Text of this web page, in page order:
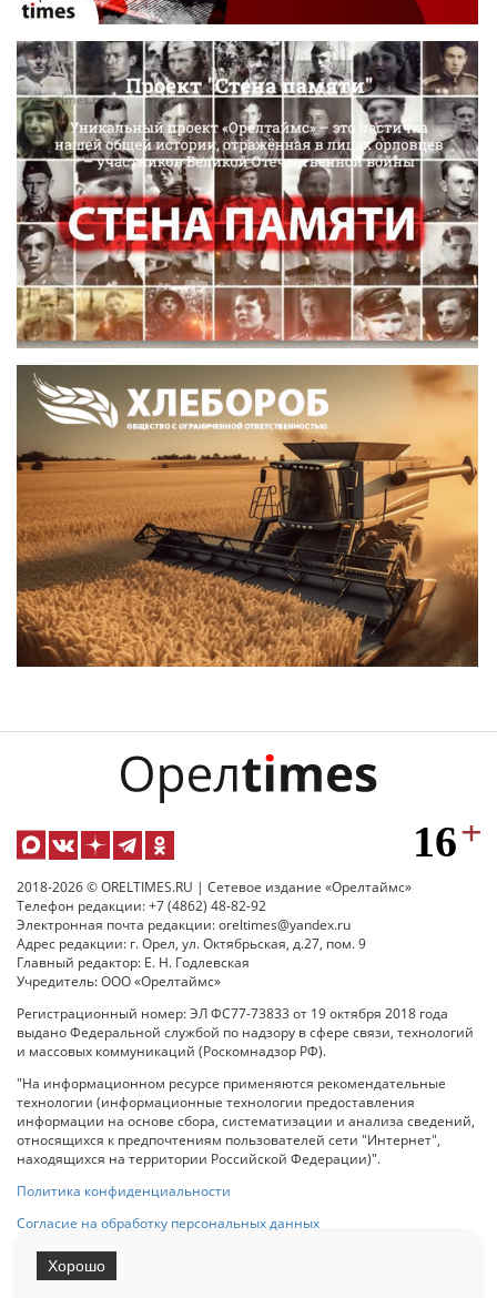
2018-2026 © ORELTIMES.RU | Сетевое издание «Орелтаймс»
Телефон редакции: +7 (4862) 48-82-92
Электронная почта редакции: oreltimes@yandex.ru
Адрес редакции: г. Орел, ул. Октябрьская, д.27, пом. 9
Главный редактор: Е. Н. Годлевская
Учредитель: ООО «Орелтаймс»
Регистрационный номер: ЭЛ ФС77-73833 от 19 октября 2018 года
выдано Федеральной службой по надзору в сфере связи, технологий
и массовых коммуникаций (Роскомнадзор РФ).
"На информационном ресурсе применяются рекомендательные
технологии (информационные технологии предоставления
информации на основе сбора, систематизации и анализа сведений,
относящихся к предпочтениям пользователей сети "Интернет",
находящихся на территории Российской Федерации)".
Политика конфиденциальности
Согласие на обработку персональных данных
Хорошо